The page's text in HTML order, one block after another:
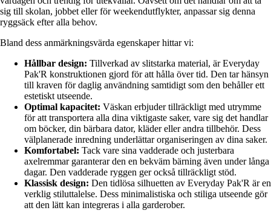
sig till skolan, jobbet eller för weekendutflykter, anpassar sig denna
ryggsäck efter alla behov.
Bland dess anmärkningsvärda egenskaper hittar vi:
Hållbar design: Tillverkad av slitstarka material, är Everyday
Pak'R konstruktionen gjord för att hålla över tid. Den tar hänsyn
till kraven för daglig användning samtidigt som den behåller ett
estetiskt utseende.
Optimal kapacitet: Väskan erbjuder tillräckligt med utrymme
för att transportera alla dina viktigaste saker, vare sig det handlar
om böcker, din bärbara dator, kläder eller andra tillbehör. Dess
välplanerade inredning underlättar organiseringen av dina saker.
Komfortabel: Tack vare sina vadderade och justerbara
axelremmar garanterar den en bekväm bärning även under långa
dagar. Den vadderade ryggen ger också tillräckligt stöd.
Klassisk design: Den tidlösa silhuetten av Everyday Pak'R är en
verklig stiluttalelse. Dess minimalistiska och stiliga utseende gör
att den lätt kan integreras i alla garderober.